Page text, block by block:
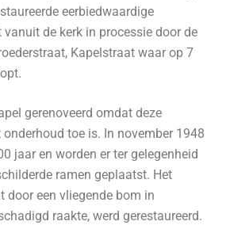
eerbiedwaardige
de kerk in processie door de
Kapelstraat waar op 7
gerenoveerd omdat deze
toe is. In november 1948
jaar en worden er ter gelegenheid
ramen geplaatst. Het
door een vliegende bom in
raakte, werd gerestaureerd.